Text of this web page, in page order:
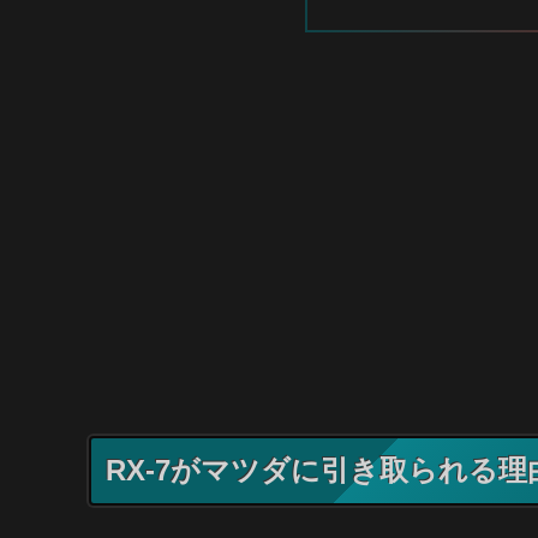
RX-7がマツダに引き取られる理